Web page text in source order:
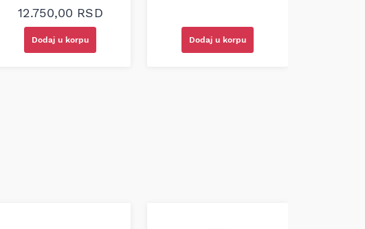
12.750,00 RSD
Dodaj u korpu Dodaj u korpu